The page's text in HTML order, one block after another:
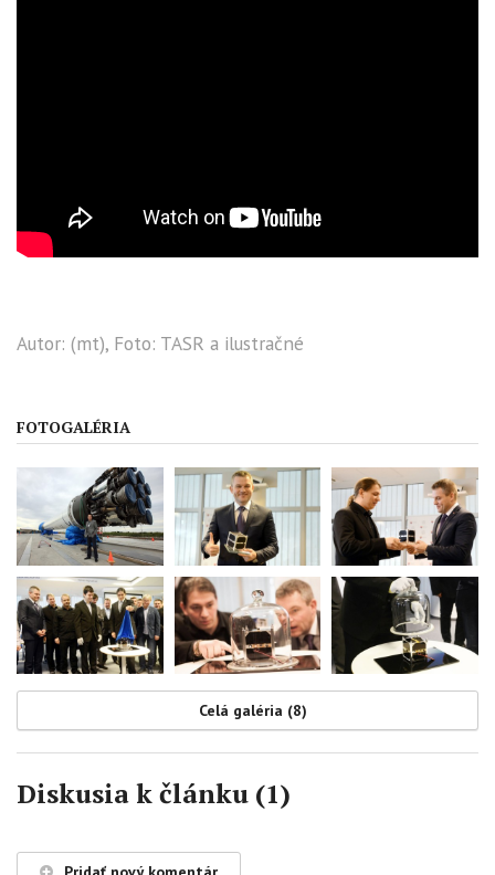
Autor: (mt), Foto: TASR a ilustračné
FOTOGALÉRIA
Celá galéria (8)
Diskusia k článku (1)